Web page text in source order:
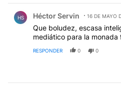
HS Héctor Servin 16 DE MAYO
Que boludez, escasa
mediático para la monada
RESPONDER 0 0